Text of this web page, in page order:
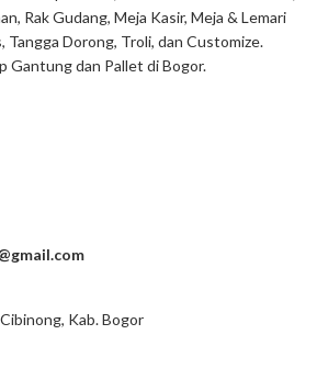
Rak Gudang, Meja Kasir, Meja & Lemari
Tangga Dorong, Troli, dan Customize.
Gantung dan Pallet di Bogor.
Kab. Bogor